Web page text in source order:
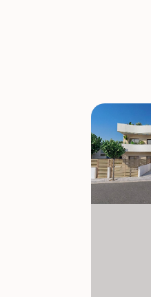
Inne
dom w Pilar